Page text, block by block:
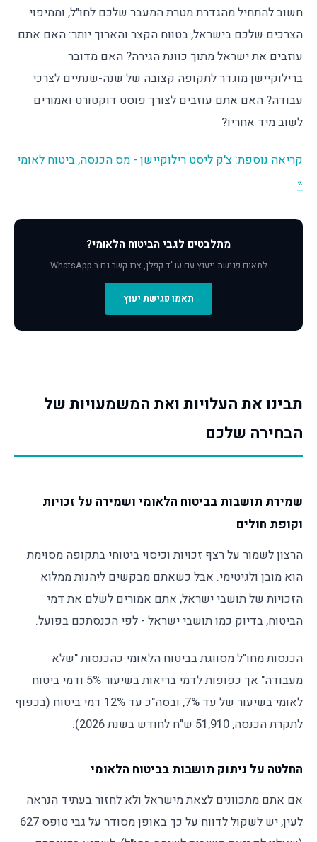
חשוב להתחיל מהגדרת מטרת המעבר שלכם לחו"ל, וממיפוי
הצרכים שלכם בישראל, בטווח הקצר והארוך יותר: האם אתם
עוזבים את ישראל מתוך כוונת הגירה? האם מדובר
ברילוקיישן מוגדר לתקופה קצובה של שנה-שנתיים לצרכי
עבודה? האם אתם עוזבים לצורך פוסט דוקטורט ואמורים
לשוב מיד אחריו?
קריאה נוספת: צ'ק ליסט רילוקיישן - מס הכנסה, ביטוח לאומי
»
מתלבטים לגבי הביטוח הלאומי?
לתאום פגישת ייעוץ עם עו"ד קפלן, צרו קשר גם ב-WhatsApp
תאמו פגישת יעוץ
תבינו את העלויות ואת המשמעויות של
הבחירה שלכם
שמירת תושבות בביטוח הלאומי ושמירה על זכויות
וקופת חולים
הרצון לשמור על רצף זכויות וכיסוי ביטוחי בתקופה מסוימת
הוא מובן ולגיטימי. אבל כשאתם מבקשים ליהנות ממלוא
הזכויות של תושבי ישראל, אתם אמורים לשלם את דמי
הביטוח, בדיוק כמו תושבי ישראל - לפי הכנסתכם בפועל.
הכנסות מחו"ל מסווגת בביטוח הלאומי כהכנסות "שלא
מעבודה" אך כפופות לדמי בריאות בשיעור 5% ודמי ביטוח
לאומי בשיעור של עד 7%, ובסה"כ עד 12% דמי ביטוח (בכפוף
לתקרת הכנסה, 51,910 ש"ח לחודש בשנת 2026).
החלטה על ניתוק תושבות בביטוח הלאומי
אם אתם מתכוונים לצאת מישראל ולא לחזור בעתיד הנראה
לעין, יש לשקול לדווח על כך באופן מסודר על גבי טופס 627